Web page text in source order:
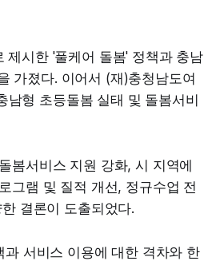
제시한 '풀케어 돌봄' 정책과 충남
가졌다. 이어서 (재)충청남도여
남형 초등돌봄 실태 및 돌봄서비
봄서비스 지원 강화, 시 지역에
그램 및 질적 개선, 정규수업 전
결론이 도출되었다.
과 서비스 이용에 대한 격차와 한